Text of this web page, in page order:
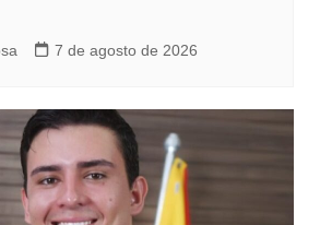
7 de agosto de 2026